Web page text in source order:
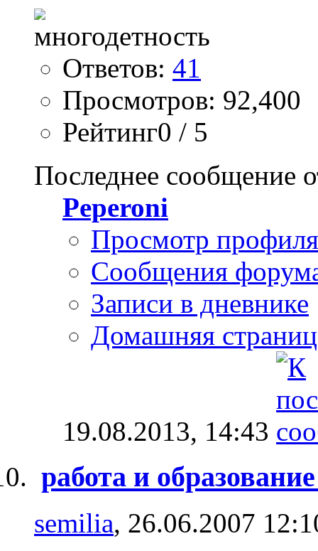
Ответов: 41
Просмотров: 92,400
Рейтинг0 / 5
Последнее сообщение
Peperoni
Просмотр профиля
Сообщения
Записи в дневнике
Домашняя
19.08.2013, 14:43
работа и
semilia, 26.06.2007